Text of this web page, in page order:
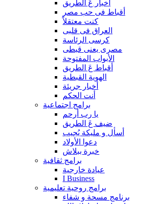
أخبار عَ الطريق
أقباط فى حب مصر
كنت معتقلاً
العراق فى قلبى
كرسى الرئاسة
مصرى يعنى قبطى
الأبواب المفتوحة
أقباط عَ الطريق
الهوية القبطية
أخبار جريئة
أنت الحكم
برامج اجتماعية
يا رب أرحم
ضيف عَ الطريق
أسأل و مليكة يُجيب
دعوا الأولاد
خبرة ببلاش
برامج ثقافية
عيادة خارجية
I Business
برامج روحية تعليمية
برنامج مسحة و شفاء